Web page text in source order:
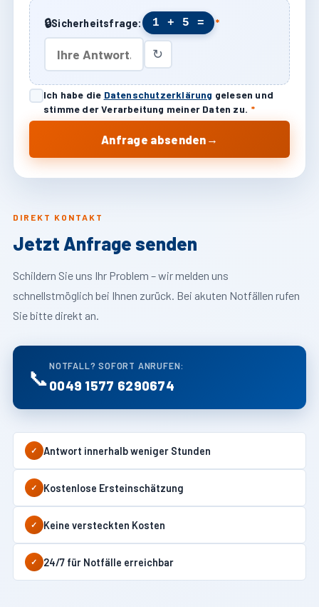
DIREKT KONTAKT
Jetzt Anfrage senden
Schildern Sie uns Ihr Problem – wir melden uns
schnellstmöglich bei Ihnen zurück. Bei akuten Notfällen rufen
Sie bitte direkt an.
📞 NOTFALL? SOFORT ANRUFEN:
0049 1577 6290674
✓ Antwort innerhalb weniger Stunden
✓ Kostenlose Ersteinschätzung
✓ Keine versteckten Kosten
✓ 24/7 für Notfälle erreichbar
🔒Sicherheitsfrage: 1 + 5 = *
↻
Ich habe die Datenschutzerklärung gelesen und
stimme der Verarbeitung meiner Daten zu. *
Anfrage absenden →